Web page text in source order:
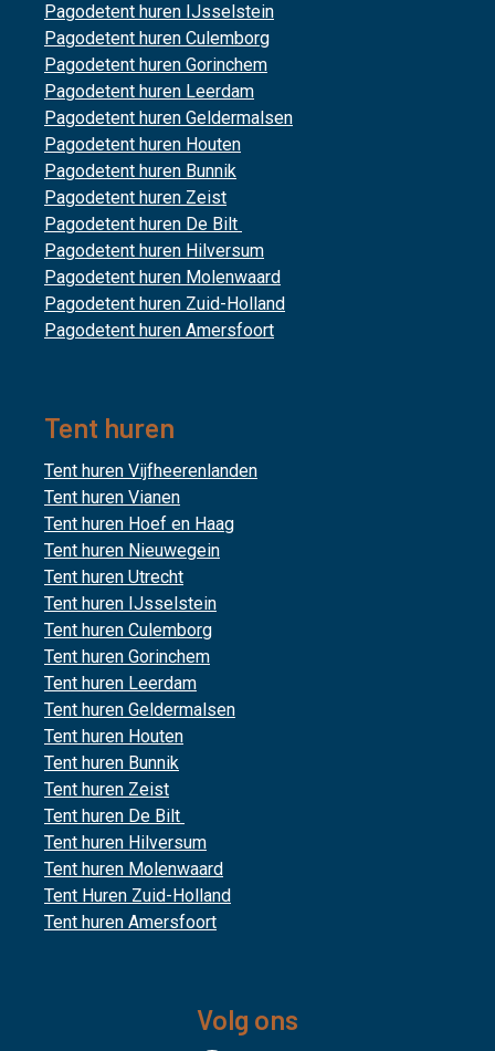
Pagodetent huren IJsselstein
Pagodetent huren Culemborg
Pagodetent huren Gorinchem
Pagodetent huren Leerdam
Pagodetent huren Geldermalsen
Pagodetent huren Houten
Pagodetent huren Bunnik
Pagodetent huren Zeist
Pagodetent huren De Bilt
Pagodetent huren Hilversum
Pagodetent huren Molenwaard
Pagodetent huren Zuid-Holland
Pagodetent huren Amersfoort
Tent huren
Tent huren Vijfheerenlanden
Tent huren Vianen
Tent huren Hoef en Haag
Tent huren Nieuwegein
Tent huren Utrecht
Tent huren IJsselstein
Tent huren Culemborg
Tent huren Gorinchem
Tent huren Leerdam
Tent huren Geldermalsen
Tent huren Houten
Tent huren Bunnik
Tent huren Zeist
Tent huren De Bilt
Tent huren Hilversum
Tent huren Molenwaard
Tent Huren Zuid-Holland
Tent huren Amersfoort
Volg ons